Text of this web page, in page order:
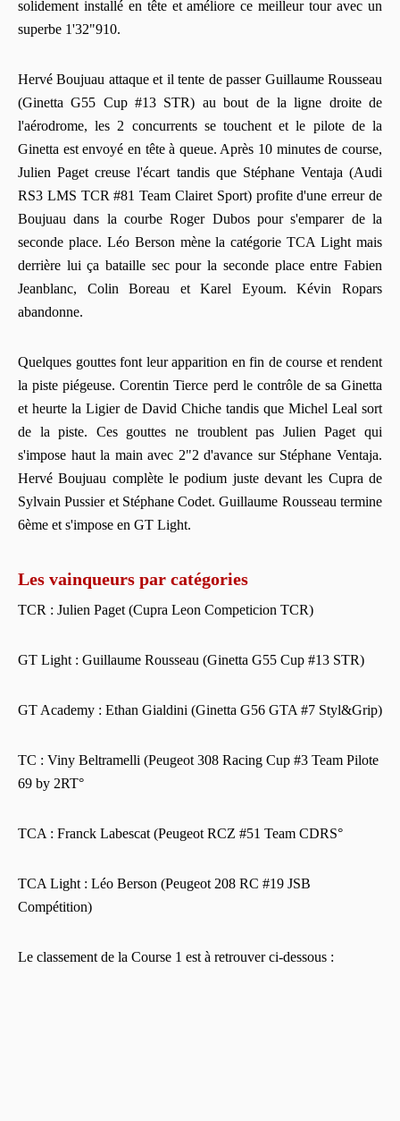
solidement installé en tête et améliore ce meilleur tour avec un
superbe 1'32"910.
Hervé Boujuau attaque et il tente de passer Guillaume Rousseau
(Ginetta G55 Cup #13 STR) au bout de la ligne droite de
l'aérodrome, les 2 concurrents se touchent et le pilote de la
Ginetta est envoyé en tête à queue. Après 10 minutes de course,
Julien Paget creuse l'écart tandis que Stéphane Ventaja (Audi
RS3 LMS TCR #81 Team Clairet Sport) profite d'une erreur de
Boujuau dans la courbe Roger Dubos pour s'emparer de la
seconde place. Léo Berson mène la catégorie TCA Light mais
derrière lui ça bataille sec pour la seconde place entre Fabien
Jeanblanc, Colin Boreau et Karel Eyoum. Kévin Ropars
abandonne.
Quelques gouttes font leur apparition en fin de course et rendent
la piste piégeuse. Corentin Tierce perd le contrôle de sa Ginetta
et heurte la Ligier de David Chiche tandis que Michel Leal sort
de la piste. Ces gouttes ne troublent pas Julien Paget qui
s'impose haut la main avec 2"2 d'avance sur Stéphane Ventaja.
Hervé Boujuau complète le podium juste devant les Cupra de
Sylvain Pussier et Stéphane Codet. Guillaume Rousseau termine
6ème et s'impose en GT Light.
Les vainqueurs par catégories
TCR : Julien Paget (Cupra Leon Competicion TCR)
GT Light : Guillaume Rousseau (Ginetta G55 Cup #13 STR)
GT Academy : Ethan Gialdini (Ginetta G56 GTA #7 Styl&Grip)
TC : Viny Beltramelli (Peugeot 308 Racing Cup #3 Team Pilote
69 by 2RT°
TCA : Franck Labescat (Peugeot RCZ #51 Team CDRS°
TCA Light : Léo Berson (Peugeot 208 RC #19 JSB
Compétition)
Le classement de la Course 1 est à retrouver ci-dessous :